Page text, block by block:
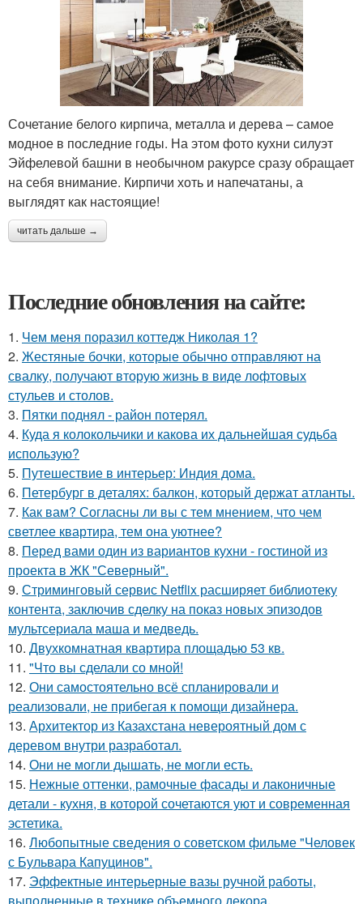
Сочетание белого кирпича, металла и дерева – самое
модное в последние годы. На этом фото кухни силуэт
Эйфелевой башни в необычном ракурсе сразу обращает
на себя внимание. Кирпичи хоть и напечатаны, а
выглядят как настоящие!
читать дальше →
Последние обновления на сайте:
1. Чем меня поразил коттедж Николая 1?
2. Жестяные бочки, которые обычно отправляют на
свалку, получают вторую жизнь в виде лофтовых
стульев и столов.
3. Пятки поднял - район потерял.
4. Куда я колокольчики и какова их дальнейшая судьба
использую?
5. Путешествие в интерьер: Индия дома.
6. Петербург в деталях: балкон, который держат атланты.
7. Как вам? Согласны ли вы с тем мнением, что чем
светлее квартира, тем она уютнее?
8. Перед вами один из вариантов кухни - гостиной из
проекта в ЖК "Северный".
9. Стриминговый сервис Netflix расширяет библиотеку
контента, заключив сделку на показ новых эпизодов
мультсериала маша и медведь.
10. Двухкомнатная квартира площадью 53 кв.
11. "Что вы сделали со мной!
12. Они самостоятельно всё спланировали и
реализовали, не прибегая к помощи дизайнера.
13. Архитектор из Казахстана невероятный дом с
деревом внутри разработал.
14. Они не могли дышать, не могли есть.
15. Нежные оттенки, рамочные фасады и лаконичные
детали - кухня, в которой сочетаются уют и современная
эстетика.
16. Любопытные сведения о советском фильме "Человек
с Бульвара Капуцинов".
17. Эффектные интерьерные вазы ручной работы,
выполненные в технике объемного декора.